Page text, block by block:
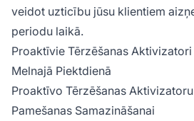
veidot uzticību jūsu klientiem
periodu laikā.
Proaktīvie Tērzēšanas Aktivizatori
Melnajā Piektdienā
Proaktīvo Tērzēšanas
Pamešanas Samazināšanai